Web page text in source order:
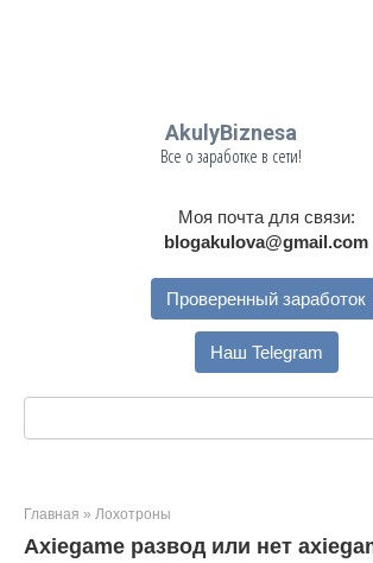
AkulyBiznesa
Все о заработке в сети!
Моя почта для связи:
blogakulova@gmail.com
Проверенный заработок
Наш Telegram
Главная » Лохотроны
Axiegame развод или нет